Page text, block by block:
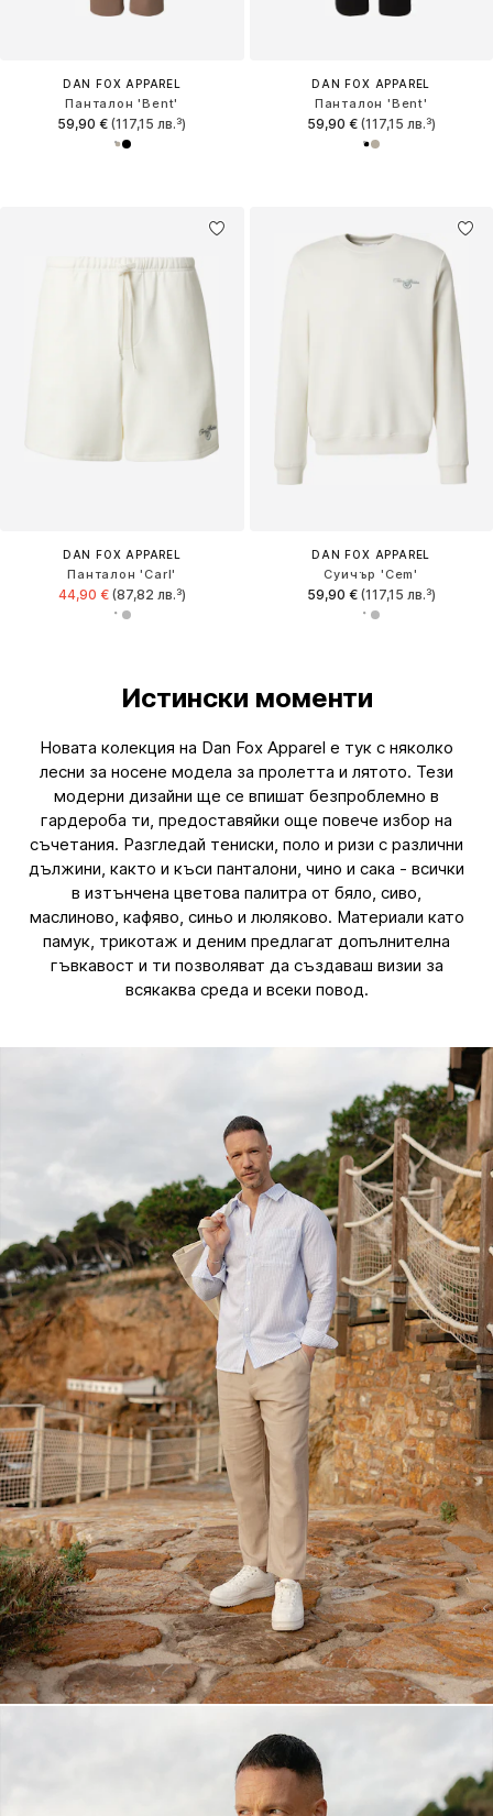
DAN FOX APPAREL
Панталон 'Bent'
59,90 € (117,15 лв.³)
DAN FOX APPAREL
Панталон 'Bent'
59,90 €(117,15 лв.³)
DAN FOX APPAREL
Панталон 'Carl'
44,90 €(87,82 лв.³)
DAN FOX APPAREL
Суичър 'Cem'
59,90 €(117,15 лв.³)
Истински моменти
Новата колекция на Dan Fox Apparel е тук с няколко
лесни за носене модела за пролетта и лятото. Тези
модерни дизайни ще се впишат безпроблемно в
гардероба ти, предоставяйки още повече избор на
съчетания. Разгледай тениски, поло и ризи с различни
дължини, както и къси панталони, чино и сака - всички
в изтънчена цветова палитра от бяло, сиво,
маслиново, кафяво, синьо и люляково. Материали като
памук, трикотаж и деним предлагат допълнителна
гъвкавост и ти позволяват да създаваш визии за
всякаква среда и всеки повод.